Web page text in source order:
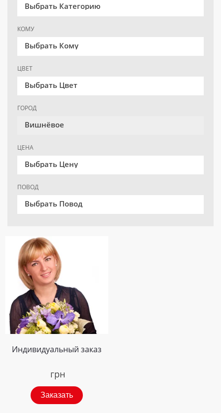
Выбрать Категорию
КОМУ
Выбрать Кому
ЦВЕТ
Выбрать Цвет
ГОРОД
Вишнёвое
ЦЕНА
Выбрать Цену
ПОВОД
Выбрать Повод
Индивидуальный заказ
грн
Заказать